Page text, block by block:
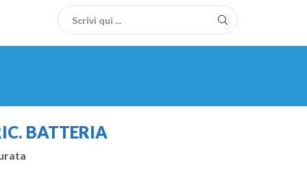
BATTERIA